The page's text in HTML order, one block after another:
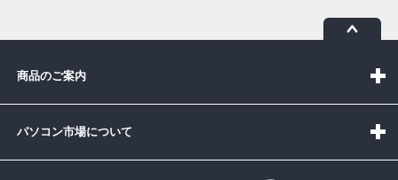
商品のご案内
パソコン市場について